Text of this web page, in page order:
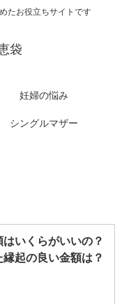
たお役立ちサイトです
袋
妊婦の悩み
シングルマザー
いくらがいいの？
起の良い金額は？